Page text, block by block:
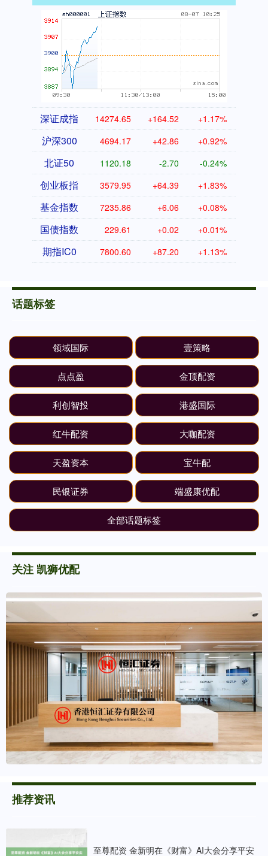
深证成指 14274.65 +164.52 +1.17%
沪深300 4694.17 +42.86 +0.92%
北证50 1120.18 -2.70 -0.24%
创业板指 3579.95 +64.39 +1.83%
基金指数 7235.86 +6.06 +0.08%
国债指数 229.61 +0.02 +0.01%
期指IC0 7800.60 +87.20 +1.13%
话题标签
领域国际 壹策略
点点盈 金顶配资
利创智投 港盛国际
红牛配资 大咖配资
天盈资本 宝牛配
民银证券 端盛康优配
全部话题标签
关注 凯狮优配
推荐资讯
至尊配资 金新明在《财富》AI大会分享平安